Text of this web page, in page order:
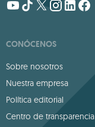
CONÓCENOS
Sobre nosotros
Nuestra empresa
Política editorial
Centro de transparencia